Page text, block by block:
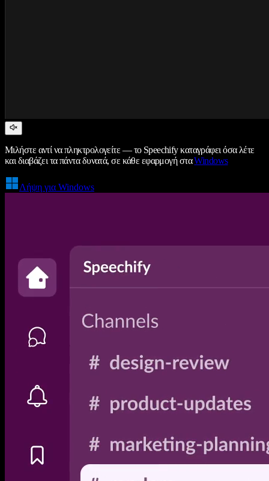
Μιλήστε αντί να πληκτρολογείτε — το Speechify καταγράφει όσα λέτε
και διαβάζει τα πάντα δυνατά, σε κάθε εφαρμογή σταWindows
Λήψη για Windows